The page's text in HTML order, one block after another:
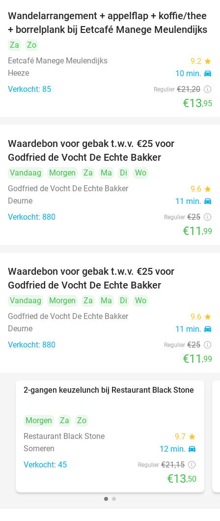
34%
Wandelarrangement + appelflap + koffie/thee
+ borrelplank bij Eetcafé Manege Meulendijks
Za
Zo
Eetcafé Manege Meulendijks
9.2 star
Heeze 10 min. directions_car
Verkocht: 85 Regulier €21,20
€13,95
Waardebon voor gebak t.w.v. €25 voor
Godfried de Vocht De Echte Bakker
Vandaag Morgen Za Ma Di
Wo
Godfried de Vocht De Echte Bakker
9.6 star
Deurne 11 min. directions_car
Verkocht: 880 Regulier €25
€11 ,99
Waardebon voor gebak t.w.v. €25 voor
Godfried de Vocht De Echte Bakker
Vandaag Morgen Za Ma Di
Wo
Godfried de Vocht De Echte Bakker
9.6 star
Deurne 11 min. directions_car
Verkocht: 880 Regulier €25
€11 ,99
36%
2-gangen keuzelunch bij Restaurant Black Stone
Morgen Za
Zo
Restaurant Black Stone
9.7 star
Someren 12 min. directions_car
Verkocht: 45 Regulier €21,15
€13,50